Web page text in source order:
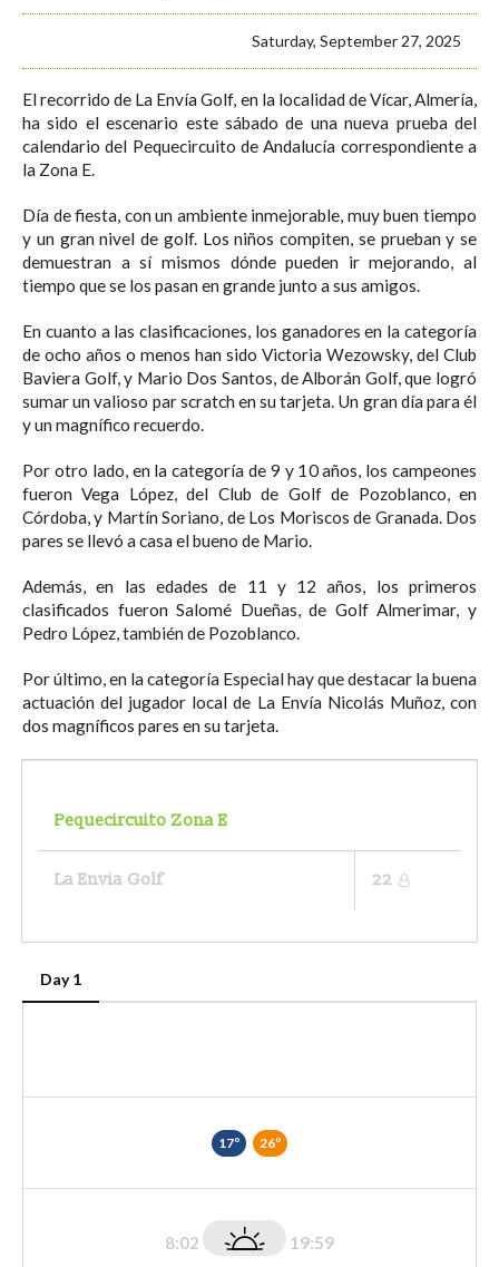
Saturday, September 27, 2025
El recorrido de La Envía Golf, en la localidad de Vícar, Almería,
ha sido el escenario este sábado de una nueva prueba del
calendario del Pequecircuito de Andalucía correspondiente a
la Zona E.
Día de fiesta, con un ambiente inmejorable, muy buen tiempo
y un gran nivel de golf. Los niños compiten, se prueban y se
demuestran a sí mismos dónde pueden ir mejorando, al
tiempo que se los pasan en grande junto a sus amigos.
En cuanto a las clasificaciones, los ganadores en la categoría
de ocho años o menos han sido Victoria Wezowsky, del Club
Baviera Golf, y Mario Dos Santos, de Alborán Golf, que logró
sumar un valioso par scratch en su tarjeta. Un gran día para él
y un magnífico recuerdo.
Por otro lado, en la categoría de 9 y 10 años, los campeones
fueron Vega López, del Club de Golf de Pozoblanco, en
Córdoba, y Martín Soriano, de Los Moriscos de Granada. Dos
pares se llevó a casa el bueno de Mario.
Además, en las edades de 11 y 12 años, los primeros
clasificados fueron Salomé Dueñas, de Golf Almerimar, y
Pedro López, también de Pozoblanco.
Por último, en la categoría Especial hay que destacar la buena
actuación del jugador local de La Envía Nicolás Muñoz, con
dos magníficos pares en su tarjeta.
Pequecircuito Zona E
La Envia Golf 22
Day 1
17º 26º
8:02 19:59